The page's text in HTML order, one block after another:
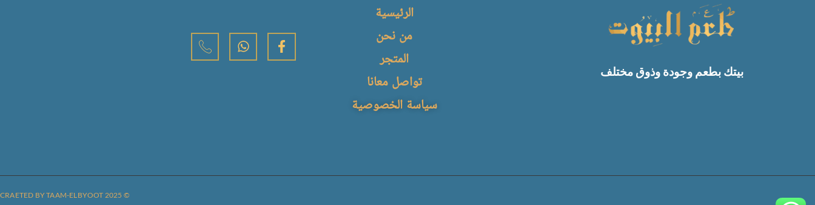
تعليمات الغسيل:
تغسل يدويا او فى الدراى كلين
ولا تصلح للغسيل فى الغسالة
فى حالة الغسيل اليدوىبيتك بطعم وجودة وذوق مختلف
الرئيسية
من نحن
المتجر
تواصل معانا
سياسة الخصوصية
© CRAETED BY TAAM-ELBYOOT 2025